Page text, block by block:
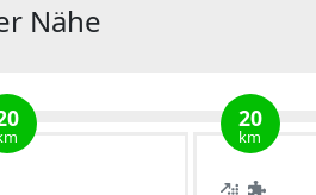
Nähe
20
km